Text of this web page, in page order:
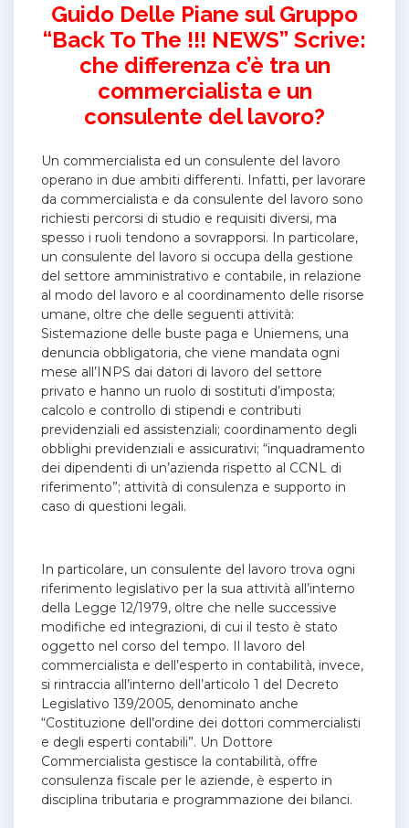
Guido Delle Piane sul Gruppo
“Back To The !!! NEWS” Scrive:
che differenza c’è tra un
commercialista e un
consulente del lavoro?
Un commercialista ed un consulente del lavoro
operano in due ambiti differenti. Infatti, per lavorare
da commercialista e da consulente del lavoro sono
richiesti percorsi di studio e requisiti diversi, ma
spesso i ruoli tendono a sovrapporsi. In particolare,
un consulente del lavoro si occupa della gestione
del settore amministrativo e contabile, in relazione
al modo del lavoro e al coordinamento delle risorse
umane, oltre che delle seguenti attività:
Sistemazione delle buste paga e Uniemens, una
denuncia obbligatoria, che viene mandata ogni
mese all’INPS dai datori di lavoro del settore
privato e hanno un ruolo di sostituti d’imposta;
calcolo e controllo di stipendi e contributi
previdenziali ed assistenziali; coordinamento degli
obblighi previdenziali e assicurativi; “inquadramento
dei dipendenti di un’azienda rispetto al CCNL di
riferimento”; attività di consulenza e supporto in
caso di questioni legali.
In particolare, un consulente del lavoro trova ogni
riferimento legislativo per la sua attività all’interno
della Legge 12/1979, oltre che nelle successive
modifiche ed integrazioni, di cui il testo è stato
oggetto nel corso del tempo. Il lavoro del
commercialista e dell’esperto in contabilità, invece,
si rintraccia all’interno dell’articolo 1 del Decreto
Legislativo 139/2005, denominato anche
“Costituzione dell’ordine dei dottori commercialisti
e degli esperti contabili”. Un Dottore
Commercialista gestisce la contabilità, offre
consulenza fiscale per le aziende, è esperto in
disciplina tributaria e programmazione dei bilanci.